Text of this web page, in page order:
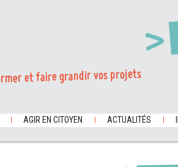
et faire grandir vos projets
AGIR EN CITOYEN ACTUALITÉS